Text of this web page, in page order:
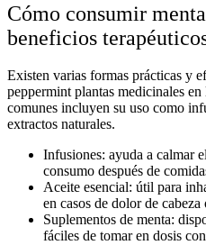
Cómo consumir
beneficios
Existen varias formas prácticas y
peppermint plantas medicinales en
comunes incluyen su uso como
extractos naturales.
Infusiones: ayuda a calmar
consumo después de
Aceite esencial: útil para
en casos de dolor de
Suplementos de menta:
fáciles de tomar en dosis